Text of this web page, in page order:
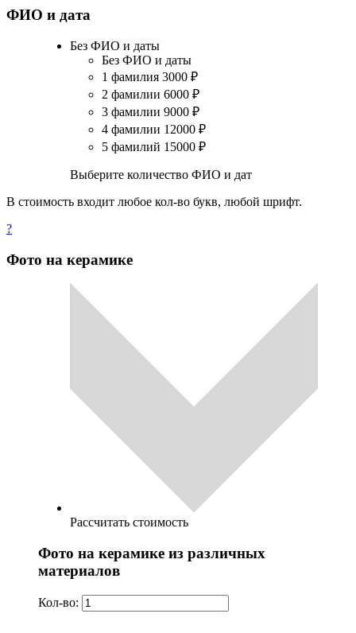
ФИО и дата
Без ФИО и даты
Без ФИО и даты
1 фамилия 3000 ₽
2 фамилии 6000 ₽
3 фамилии 9000 ₽
4 фамилии 12000 ₽
5 фамилий 15000 ₽
Выберите количество ФИО и дат
В стоимость входит любое кол-во букв, любой шрифт.
?
Фото на керамике
Рассчитать стоимость
Фото на керамике из различных
материалов
Кол-во: